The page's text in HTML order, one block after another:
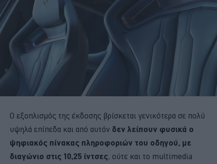
Ο εξοπλισμός της έκδοσης βρίσκεται γενικότερα σε πολύ
υψηλά επίπεδα και από αυτόν δεν λείπουν φυσικά ο
ψηφιακός πίνακας πληροφοριών του οδηγού, με
διαγώνιο στις 10,25 ίντσες, ούτε και το multimedia